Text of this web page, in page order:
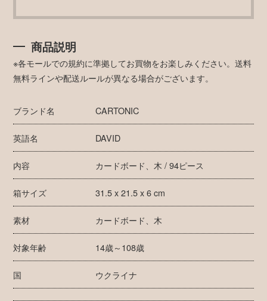
商品説明
※各モールでの規約に準拠してお買物をお楽しみください。送料
無料ラインや配送ルールが異なる場合がございます。
ブランド名 CARTONIC
英語名 DAVID
内容 カードボード、木 / 94ピース
箱サイズ 31.5 x 21.5 x 6 cm
素材 カードボード、木
対象年齢 14歳～108歳
国 ウクライナ